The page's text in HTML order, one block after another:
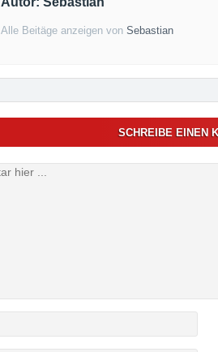
Alle Beitäge anzeigen vonSebastian
SCHREIBE EINEN